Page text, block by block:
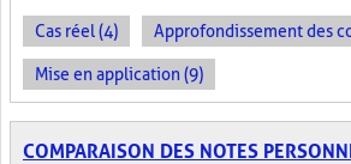
Cas réel (4) Approfondissement des
Mise en application (9)
COMPARAISON DES NOTES